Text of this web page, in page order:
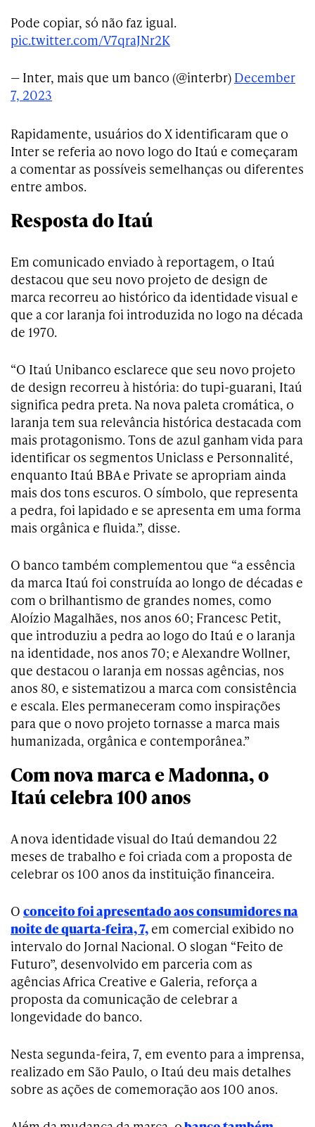
Pode copiar, só não faz igual.
pic.twitter.com/V7qraJNr2K
— Inter, mais que um banco (@interbr) December
7, 2023
Rapidamente, usuários do X identificaram que o
Inter se referia ao novo logo do Itaú e começaram
a comentar as possíveis semelhanças ou diferentes
entre ambos.
Resposta do Itaú
Em comunicado enviado à reportagem, o Itaú
destacou que seu novo projeto de design de
marca recorreu ao histórico da identidade visual e
que a cor laranja foi introduzida no logo na década
de 1970.
“O Itaú Unibanco esclarece que seu novo projeto
de design recorreu à história: do tupi-guarani, Itaú
significa pedra preta. Na nova paleta cromática, o
laranja tem sua relevância histórica destacada com
mais protagonismo. Tons de azul ganham vida para
identificar os segmentos Uniclass e Personnalité,
enquanto Itaú BBA e Private se apropriam ainda
mais dos tons escuros. O símbolo, que representa
a pedra, foi lapidado e se apresenta em uma forma
mais orgânica e fluida.”, disse.
O banco também complementou que “a essência
da marca Itaú foi construída ao longo de décadas e
com o brilhantismo de grandes nomes, como
Aloízio Magalhães, nos anos 60; Francesc Petit,
que introduziu a pedra ao logo do Itaú e o laranja
na identidade, nos anos 70; e Alexandre Wollner,
que destacou o laranja em nossas agências, nos
anos 80, e sistematizou a marca com consistência
e escala. Eles permaneceram como inspirações
para que o novo projeto tornasse a marca mais
humanizada, orgânica e contemporânea.”
Com nova marca e Madonna, o
Itaú celebra 100 anos
A nova identidade visual do Itaú demandou 22
meses de trabalho e foi criada com a proposta de
celebrar os 100 anos da instituição financeira.
O conceito foi apresentado aos consumidores na
noite de quarta-feira, 7, em comercial exibido no
intervalo do Jornal Nacional. O slogan “Feito de
Futuro”, desenvolvido em parceria com as
agências Africa Creative e Galeria, reforça a
proposta da comunicação de celebrar a
longevidade do banco.
Nesta segunda-feira, 7, em evento para a imprensa,
realizado em São Paulo, o Itaú deu mais detalhes
sobre as ações de comemoração aos 100 anos.